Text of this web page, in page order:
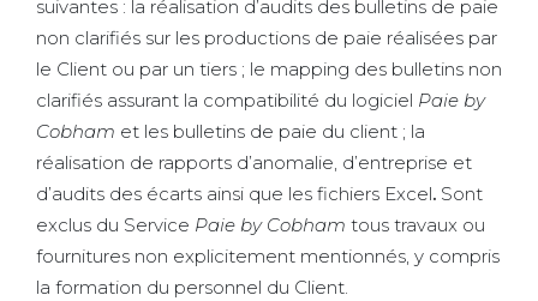
suivantes : la réalisation d’audits des bulletins de paie
non clarifiés sur les productions de paie réalisées par
le Client ou par un tiers ; le mapping des bulletins non
clarifiés assurant la compatibilité du logiciel Paie by
Cobham et les bulletins de paie du client ; la
réalisation de rapports d’anomalie, d’entreprise et
d’audits des écarts ainsi que les fichiers Excel. Sont
exclus du Service Paie by Cobham tous travaux ou
fournitures non explicitement mentionnés, y compris
la formation du personnel du Client.